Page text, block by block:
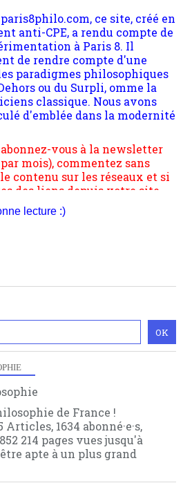
de France !
Articles, 1634 abonné·e·s,
214 pages vues jusqu'à
apte à un plus grand
paradigmes philosophiques
ou du Surpli, omme la
classique. Nous avons
d'emblée dans la modernité
plupart des impasses
siècle. Cette pensée hors
complexité, riche de
Ce site contient des
vous à la newsletter
mois), commentez sans
lecture :)